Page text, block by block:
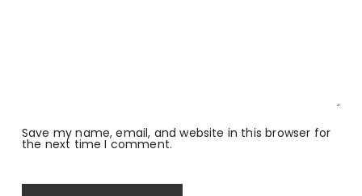
Save my name, email, and website in this browser for
the next time I comment.